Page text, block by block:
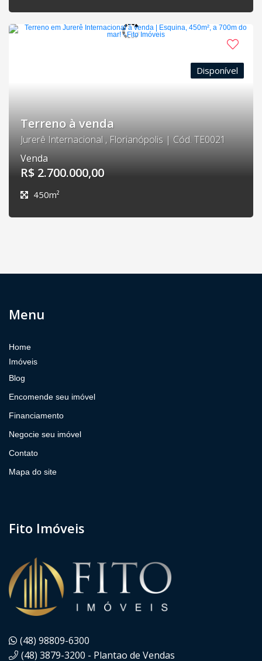
Disponível
Terreno à venda
Jurerê Internacional , Florianópolis | Cód. TE0021
Venda
R$ 2.700.000,00
450m²
Menu
Home
Imóveis
Blog
Encomende seu imóvel
Financiamento
Negocie seu imóvel
Contato
Mapa do site
Fito Imóveis
(48) 98809-6300
(48) 3879-3200 - Plantao de Vendas